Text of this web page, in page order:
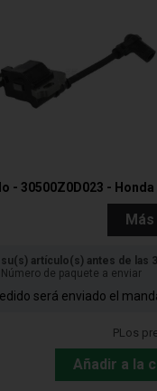
- 30500Z0D023 - Honda
artículo(s) antes de las
Número de paquete a enviar
será enviado el
PLos
Añadir a la